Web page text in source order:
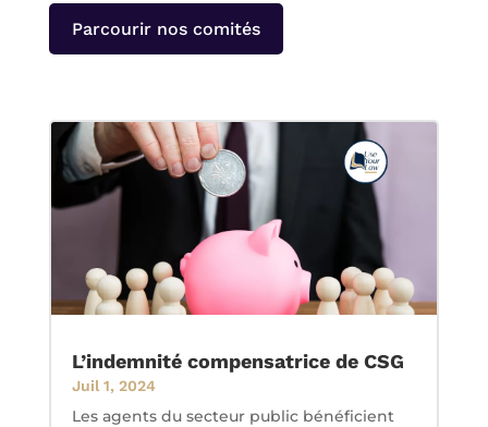
Parcourir nos comités
L’indemnité compensatrice de CSG
Juil 1, 2024
Les agents du secteur public bénéficient